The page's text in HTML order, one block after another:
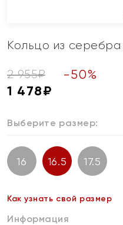
Кольцо из
2 955₽ -50%
1 478₽
Выберите размер:
16 16.5 17.5
Как узнать свой размер
Информация